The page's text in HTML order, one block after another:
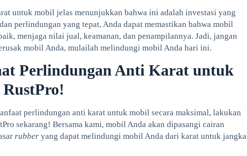
untuk mobil jelas menunjukkan bahwa ini adalah investasi yang
perlindungan yang tepat, Anda dapat memastikan bahwa mobil
menjaga nilai jual, keamanan, dan penampilannya. Jadi, jangan
mobil Anda, mulailah melindungi mobil Anda hari ini.
Perlindungan Anti Karat untuk
perlindungan anti karat untuk mobil secara maksimal, lakukan
sekarang! Bersama kami, mobil Anda akan dipasangi cairan
rubber yang dapat melindungi mobil Anda dari karat untuk jangka